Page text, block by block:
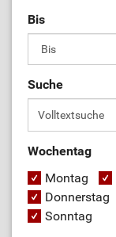
Bis
Suche
Wochentag
Montag
Donnerstag
Sonntag